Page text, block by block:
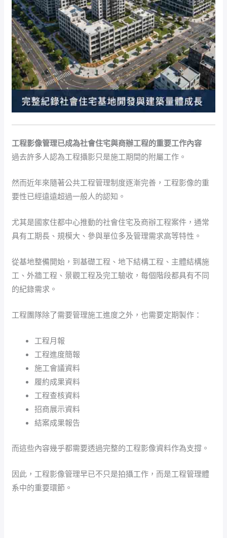
工程影像管理已成為社會住宅與商辦工程的重要工作內容
過去許多人認為工程攝影只是施工期間的附屬工作。
然而近年來隨著公共工程管理制度逐漸完善，工程影像的重
要性已經遠遠超過一般人的認知。
尤其是國家住都中心推動的社會住宅及商辦工程案件，通常
具有工期長、規模大、參與單位多及管理需求高等特性。
從基地整備開始，到基礎工程、地下結構工程、主體結構施
工、外牆工程、景觀工程及完工驗收，每個階段都具有不同
的紀錄需求。
工程團隊除了需要管理施工進度之外，也需要定期製作：
工程月報
工程進度簡報
施工會議資料
履約成果資料
工程查核資料
招商展示資料
結案成果報告
而這些內容幾乎都需要透過完整的工程影像資料作為支撐。
因此，工程影像管理早已不只是拍攝工作，而是工程管理體
系中的重要環節。